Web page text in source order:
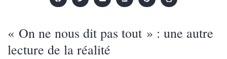
« On ne nous dit pas tout » : une autre
lecture de la réalité